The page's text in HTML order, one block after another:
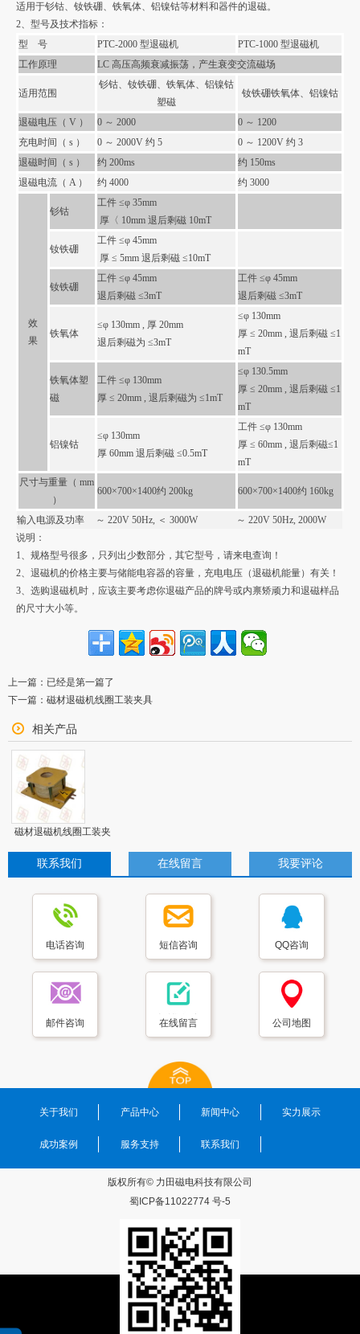
适用于钐钴、钕铁硼、铁氧体、铝镍钴等材料和器件的退磁。
2、 型号及技术指标：
型
号 PTC-2000 型退磁机 PTC-1000 型退磁机
工作原理
LC 高压高频衰减振荡，产生衰变交流磁场
适用范围
钐钴、钕铁硼、铁氧体、铝镍钴
塑磁
钕铁硼铁氧体、铝镍钴
退磁电压（ V ） 0 ～ 2000 0 ～ 1200
充电时间（ s ） 0 ～ 2000V 约 5 0 ～ 1200V 约 3
退磁时间（ s ） 约 200ms 约 150ms
退磁电流（ A ） 约 4000 约 3000
效
果
钐钴
工件 ≤φ 35mm
厚〈 10mm 退后剩磁 10mT
钕铁硼
工件 ≤φ 45mm
厚 ≤ 5mm 退后剩磁 ≤10mT
钕铁硼
工件 ≤φ 45mm
退后剩磁 ≤3mT
工件 ≤φ 45mm
退后剩磁 ≤3mT
铁氧体
≤φ 130mm , 厚 20mm
退后剩磁为 ≤3mT
≤φ 130mm
厚 ≤ 20mm , 退后剩磁 ≤1
mT
铁氧体塑
磁
工件 ≤φ 130mm
厚 ≤ 20mm , 退后剩磁为 ≤1mT
≤φ 130.5mm
厚 ≤ 20mm , 退后剩磁 ≤1
mT
铝镍钴
≤φ 130mm
厚 60mm 退后剩磁 ≤0.5mT
工件 ≤φ 130mm
厚 ≤ 60mm , 退后剩磁≤1
mT
尺寸与重量（ mm
）
600×700×1400约 200kg 600×700×1400约 160kg
输入电源及功率 ～ 220V 50Hz, ＜ 3000W ～ 220V 50Hz, 2000W
说明：
1、规格型号很多，只列出少数部分，其它型号，请来电查询！
2、退磁机的价格主要与储能电容器的容量，充电电压（退磁机能量）有关！
3、选购退磁机时，应该主要考虑你退磁产品的牌号或内禀矫顽力和退磁样品
的尺寸大小等。
上一篇： 已经是第一篇了
下一篇： 磁材退磁机线圈工装夹具
相关产品
磁材退磁机线圈工装夹
联系我们 在线留言 我要评论
电话咨询 短信咨询 QQ咨询
邮件咨询 在线留言 公司地图
关于我们 产品中心 新闻中心 实力展示
成功案例 服务支持 联系我们
版权所有© 力田磁电科技有限公司
蜀ICP备11022774 号-5